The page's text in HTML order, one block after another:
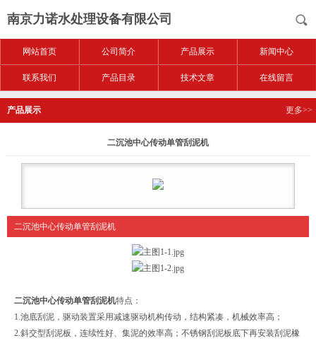
南京力诺水处理设备有限公司
网站首页 公司简介 产品展示 新闻中心
联系我们 产品目录 技术文章 在线留言
产品展示 更多>>
二沉池中心传动单管刮泥机
二沉池中心传动单管刮泥机
二沉池中心传动单管刮泥机特点：
1.池底刮泥，驱动装置采用减速驱动机构传动，结构紧凑，机械效率高；
2.斜交型刮泥板，连续性好、集泥的效率高；不锈钢刮泥板底下再安装刮泥橡